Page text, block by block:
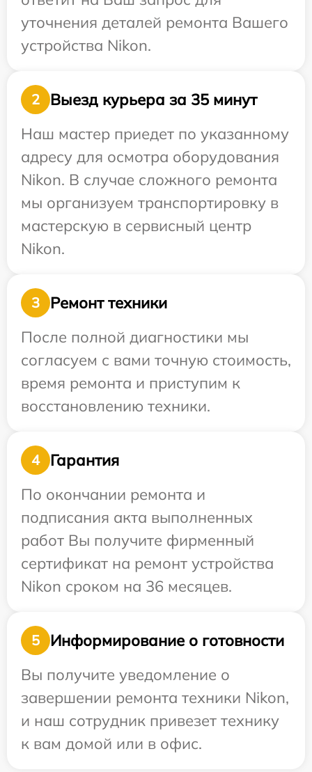
уточнения деталей ремонта Вашего
устройства Nikon.
2
Выезд курьера за 35 минут
Наш мастер приедет по указанному
адресу для осмотра оборудования
Nikon. В случае сложного ремонта
мы организуем транспортировку в
мастерскую в сервисный центр
Nikon.
3
Ремонт техники
После полной диагностики мы
согласуем с вами точную стоимость,
время ремонта и приступим к
восстановлению техники.
4
Гарантия
По окончании ремонта и
подписания акта выполненных
работ Вы получите фирменный
сертификат на ремонт устройства
Nikon сроком на 36 месяцев.
5
Информирование о готовности
Вы получите уведомление о
завершении ремонта техники Nikon,
и наш сотрудник привезет технику
к вам домой или в офис.